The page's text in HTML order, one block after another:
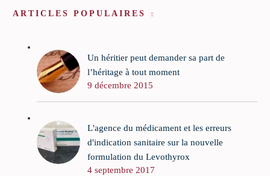
ARTICLES POPULAIRES
Un héritier peut demander sa part de
l’héritage à tout moment
9 décembre 2015
L'agence du médicament et les erreurs
d'indication sanitaire sur la nouvelle
formulation du Levothyrox
4 septembre 2017